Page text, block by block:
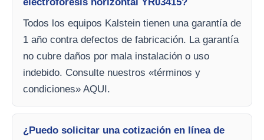
Todos los equipos Kalstein tienen una garantía de
1 año contra defectos de fabricación. La garantía
no cubre daños por mala instalación o uso
indebido. Consulte nuestros «términos y
condiciones» AQUI.
¿Puedo solicitar una cotización en línea de